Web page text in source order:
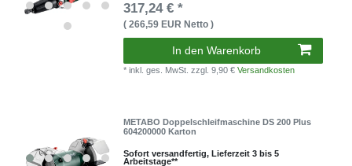
317,24 € *
( 266,59 EUR Netto )
In den Warenkorb
* inkl. ges. MwSt.zzgl. 9,90 €Versandkosten
METABO Doppelschleifmaschine DS 200 Plus
604200000 Karton
Sofort versandfertig, Lieferzeit 3 bis 5
Arbeitstage**